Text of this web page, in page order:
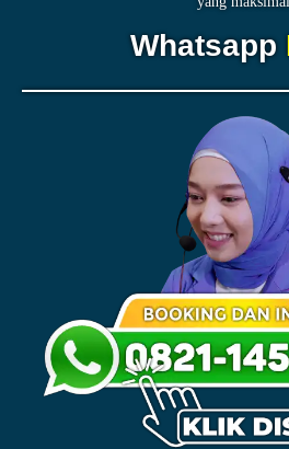
Whatsapp